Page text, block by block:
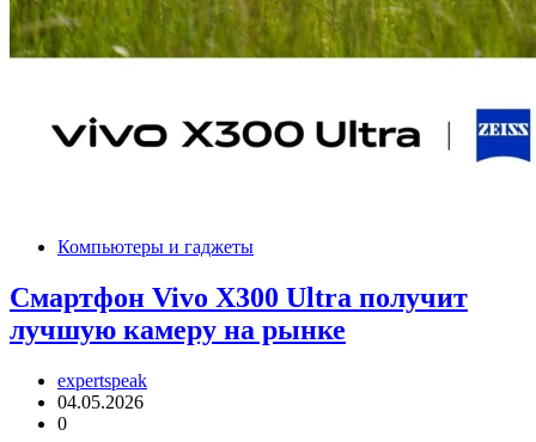
Компьютеры и гаджеты
Смартфон Vivo X300 Ultra получит
лучшую камеру на рынке
expertspeak
04.05.2026
0